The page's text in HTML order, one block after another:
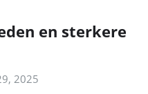
en sterkere
2025